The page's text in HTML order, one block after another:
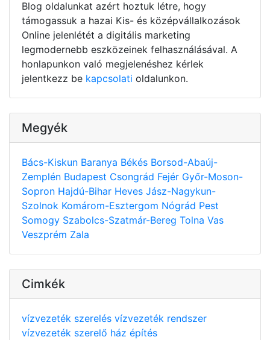
Blog oldalunkat azért hoztuk létre, hogy
támogassuk a hazai Kis- és középvállalkozások
Online jelenlétét a digitális marketing
legmodernebb eszközeinek felhasználásával. A
honlapunkon való megjelenéshez kérlek
jelentkezz be kapcsolati oldalunkon.
Megyék
Bács-Kiskun Baranya Békés Borsod-Abaúj-
Zemplén Budapest Csongrád Fejér Győr-Moson-
Sopron Hajdú-Bihar Heves Jász-Nagykun-
Szolnok Komárom-Esztergom Nógrád Pest
Somogy Szabolcs-Szatmár-Bereg Tolna Vas
Veszprém Zala
Cimkék
vízvezeték szerelés vízvezeték rendszer
vízvezeték szerelő ház építés